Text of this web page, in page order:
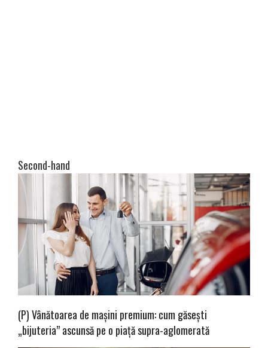
Second-hand
(P) Vânătoarea de mașini premium: cum găsești
„bijuteria” ascunsă pe o piață supra-aglomerată